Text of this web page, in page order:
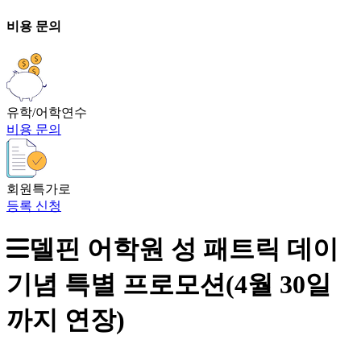
비용 문의
유학/어학연수
비용 문의
회원특가로
등록 신청
델핀 어학원 성 패트릭 데이
기념 특별 프로모션(4월 30일
까지 연장)